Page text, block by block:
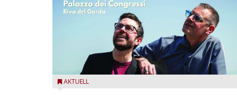
Fabrizio Bosso & Julian Oliver Mazzariello zu Gast beim
AKTUELL